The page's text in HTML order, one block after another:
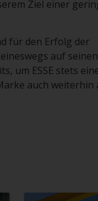
Ziel einer
für den Erfolg der
auf seinen
um ESSE stets
auch weiterhin